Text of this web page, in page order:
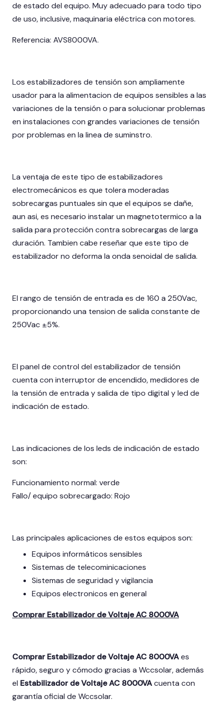
de estado del equipo. Muy adecuado para todo tipo
de uso, inclusive, maquinaria eléctrica con motores.
Referencia: AVS8000VA.
Los estabilizadores de tensión son ampliamente
usador para la alimentacion de equipos sensibles a las
variaciones de la tensión o para solucionar problemas
en instalaciones con grandes variaciones de tensión
por problemas en la linea de suminstro.
La ventaja de este tipo de estabilizadores
electromecánicos es que tolera moderadas
sobrecargas puntuales sin que el equipos se dañe,
aun asi, es necesario instalar un magnetotermico a la
salida para protección contra sobrecargas de larga
duración. Tambien cabe reseñar que este tipo de
estabilizador no deforma la onda senoidal de salida.
El rango de tensión de entrada es de 160 a 250Vac,
proporcionando una tension de salida constante de
250Vac ±5%.
El panel de control del estabilizador de tensión
cuenta con interruptor de encendido, medidores de
la tensión de entrada y salida de tipo digital y led de
indicación de estado.
Las indicaciones de los leds de indicación de estado
son:
Funcionamiento normal: verde
Fallo/ equipo sobrecargado: Rojo
Las principales aplicaciones de estos equipos son:
Equipos informáticos sensibles
Sistemas de telecominicaciones
Sistemas de seguridad y vigilancia
Equipos electronicos en general
Comprar Estabilizador de Voltaje AC 8000VA
Comprar Estabilizador de Voltaje AC 8000VAes
rápido, seguro y cómodo gracias a Wccsolar, además
el Estabilizador de Voltaje AC 8000VAcuenta con
garantía oficial de Wccsolar.